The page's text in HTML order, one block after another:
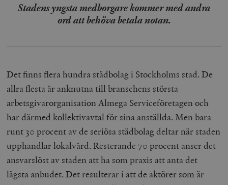
Stadens yngsta medborgare kommer med andra
ord att behöva betala notan.
Det finns flera hundra städbolag i Stockholms stad. De
allra flesta är anknutna till branschens största
arbetsgivarorganisation Almega Serviceföretagen och
har därmed kollektivavtal för sina anställda. Men bara
runt 30 procent av de seriösa städbolag deltar när staden
upphandlar lokalvård. Resterande 70 procent anser det
ansvarslöst av staden att ha som praxis att anta det
lägsta anbudet. Det resulterar i att de aktörer som är